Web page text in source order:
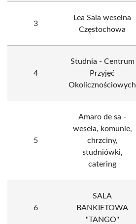
3
Lea Sala weselna
Częstochowa
4
Studnia - Centrum
Przyjęć
Okolicznościowych
5
Amaro de sa -
wesela, komunie,
chrzciny,
studniówki,
catering
6
SALA
BANKIETOWA
"TANGO"